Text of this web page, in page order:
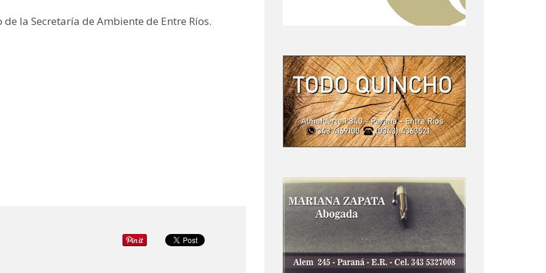
la Secretaría de Ambiente de Entre Ríos.